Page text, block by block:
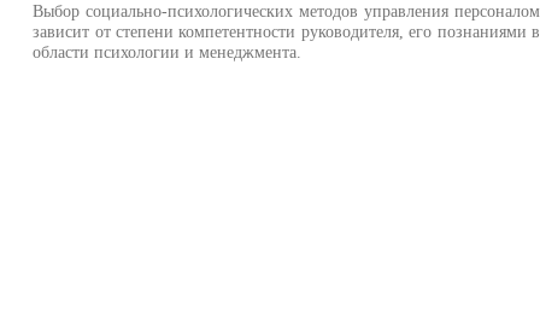
Выбор социально-психологических методов управления персоналом
зависит от степени компетентности руководителя, его познаниями в
области психологии и менеджмента.